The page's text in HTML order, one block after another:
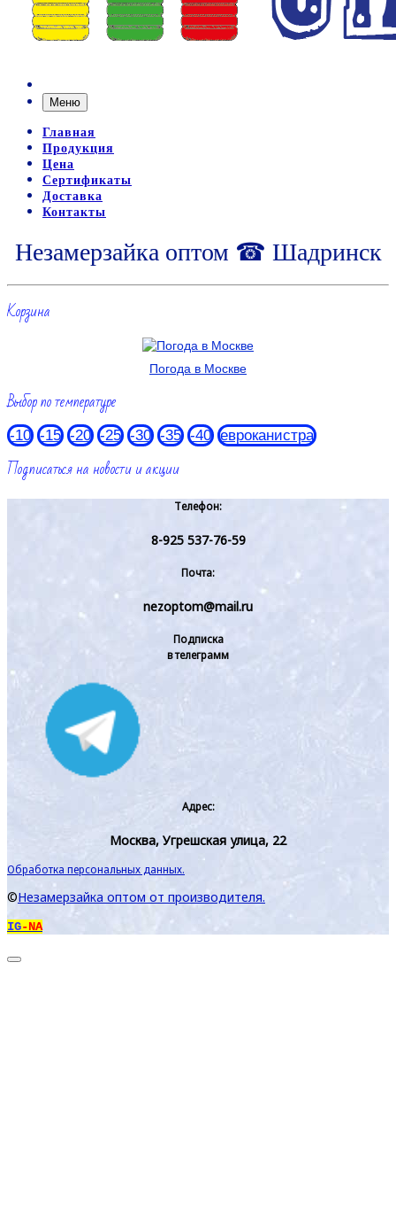
Меню
Главная
Продукция
Цена
Сертификаты
Доставка
Контакты
Незамерзайка оптом ☎ Шадринск
Корзина
Погода в Москве
Выбор по температуре
-10 -15 -20 -25 -30 -35 -40 евроканистра
Подписаться на новости и акции
Телефон:
8-925 537-76-59
Почта:
nezoptom@mail.ru
Подписка
в телеграмм
Адрес:
Москва, Угрешская улица, 22
Обработка персональных данных.
©Незамерзайка оптом от производителя.
IG-NA